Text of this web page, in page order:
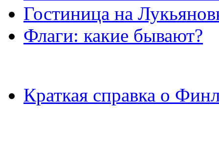
Гостиница на
Флаги: какие бывают?
Краткая справка о